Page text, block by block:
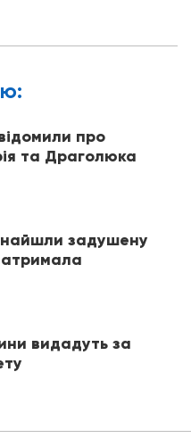
про
та Драголюка
задушену
видадуть за